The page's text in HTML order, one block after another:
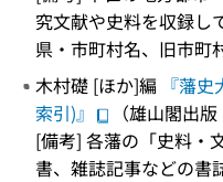
究文献や史料を収録し
県・市町村名、旧市町
木村礎 [ほか]編 『藩
索引)』
（雄山閣出
[備考] 各藩の「史料・
書、雑誌記事などの書